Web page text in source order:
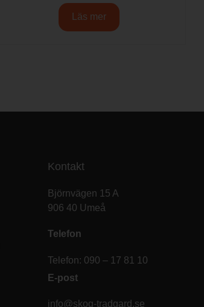
Läs mer
Kontakt
Björnvägen 15 A
906 40 Umeå
Telefon
Telefon: 090 – 17 81 10
E-post
info@skog-tradgard.se